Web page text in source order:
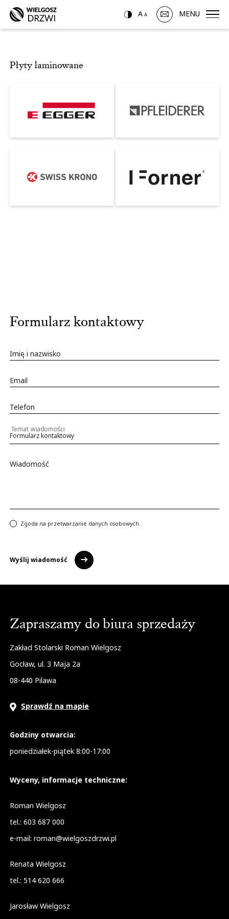
A A MENU
Płyty laminowane
Zapraszamy do biura sprzedaży
Zakład Stolarski Roman Wielgosz
Gocław, ul. 3 Maja 2a
08-440 Pilawa
Sprawdź na mapie
Godziny otwarcia:
poniedziałek-piątek 8:00-17:00
Wyceny, informacje techniczne:
Roman Wielgosz
tel.: 603 687 000
e-mail: roman@wielgoszdrzwi.pl
Renata Wielgosz
tel.: 514 620 666
Jarosław Wielgosz
Formularz kontaktowy
Imię i nazwisko
Email
Telefon
Temat wiadomości
Wiadomość
Zgoda na przetwarzanie danych osobowych.
Wyślij wiadomość